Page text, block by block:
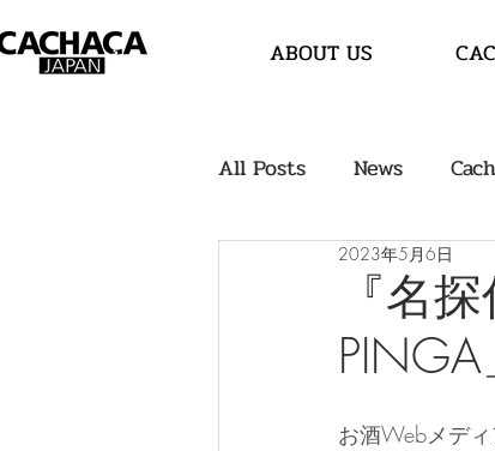
ABOUT US
All Posts News
『名
PINGA
2023年5月6日
お酒Webメデ